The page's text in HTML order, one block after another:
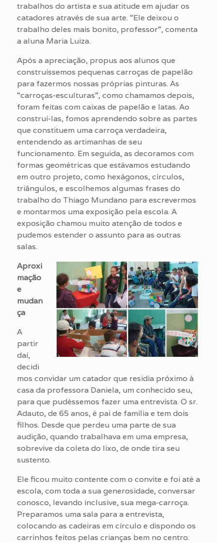
trabalhos do artista e sua atitude em ajudar os
catadores através de sua arte. “Ele deixou o
trabalho deles mais bonito, professor”, comenta
a aluna Maria Luiza.
Após a apreciação, propus aos alunos que
construíssemos pequenas carroças de papelão
para fazermos nossas próprias pinturas. As
“carroças-esculturas”, como chamamos depois,
foram feitas com caixas de papelão e latas. Ao
construí-las, fomos aprendendo sobre as partes
que constituem uma carroça verdadeira,
entendendo as artimanhas de seu
funcionamento. Em seguida, as decoramos com
formas geométricas que estávamos estudando
em outro projeto, como hexágonos, círculos,
triângulos, e escolhemos algumas frases do
trabalho do Thiago Mundano para escrevermos
e montarmos uma exposição pela escola. A
exposição chamou muito atenção de todos e
pudemos estender o assunto para as outras
salas.
Aproxi
mação
e
mudan
ça
A
partir
daí,
decidi
mos convidar um catador que residia próximo à
casa da professora Daniela, um conhecido seu,
para que pudéssemos fazer uma entrevista. O sr.
Adauto, de 65 anos, é pai de família e tem dois
filhos. Desde que perdeu uma parte de sua
audição, quando trabalhava em uma empresa,
sobrevive da coleta do lixo, de onde tira seu
sustento.
Ele ficou muito contente com o convite e foi até a
escola, com toda a sua generosidade, conversar
conosco, levando inclusive, sua mega-carroça.
Preparamos uma sala para a entrevista,
colocando as cadeiras em círculo e dispondo os
carrinhos feitos pelas crianças bem no centro.